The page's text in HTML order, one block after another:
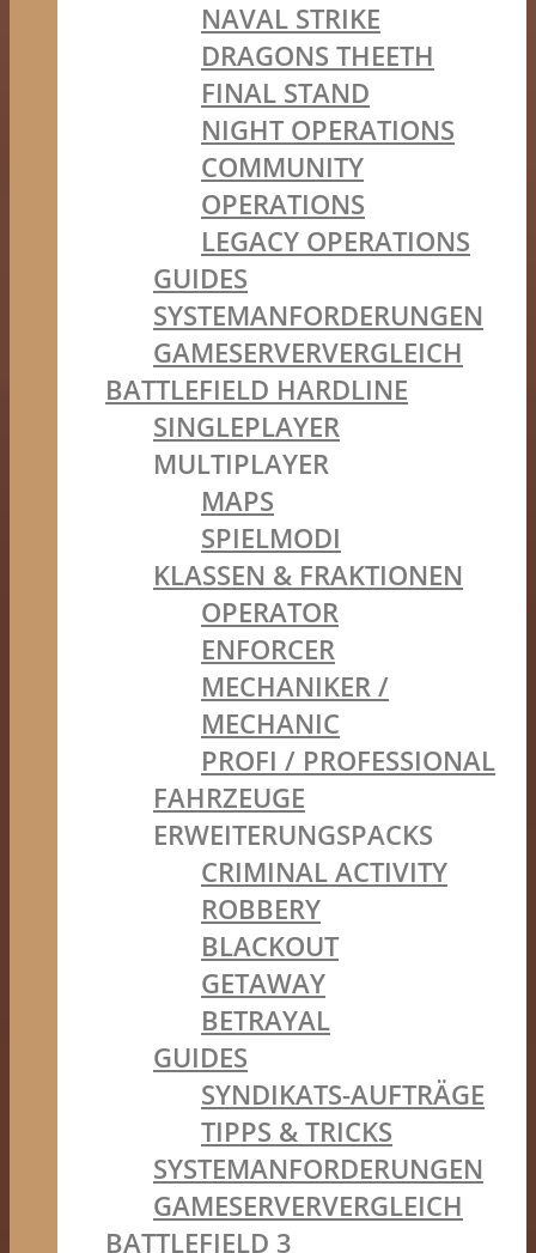
NAVAL STRIKE
DRAGONS THEETH
FINAL STAND
NIGHT OPERATIONS
COMMUNITY
OPERATIONS
LEGACY OPERATIONS
GUIDES
SYSTEMANFORDERUNGEN
GAMESERVERVERGLEICH
BATTLEFIELD HARDLINE
SINGLEPLAYER
MULTIPLAYER
MAPS
SPIELMODI
KLASSEN & FRAKTIONEN
OPERATOR
ENFORCER
MECHANIKER /
MECHANIC
PROFI / PROFESSIONAL
FAHRZEUGE
ERWEITERUNGSPACKS
CRIMINAL ACTIVITY
ROBBERY
BLACKOUT
GETAWAY
BETRAYAL
GUIDES
SYNDIKATS-AUFTRÄGE
TIPPS & TRICKS
SYSTEMANFORDERUNGEN
GAMESERVERVERGLEICH
BATTLEFIELD 3